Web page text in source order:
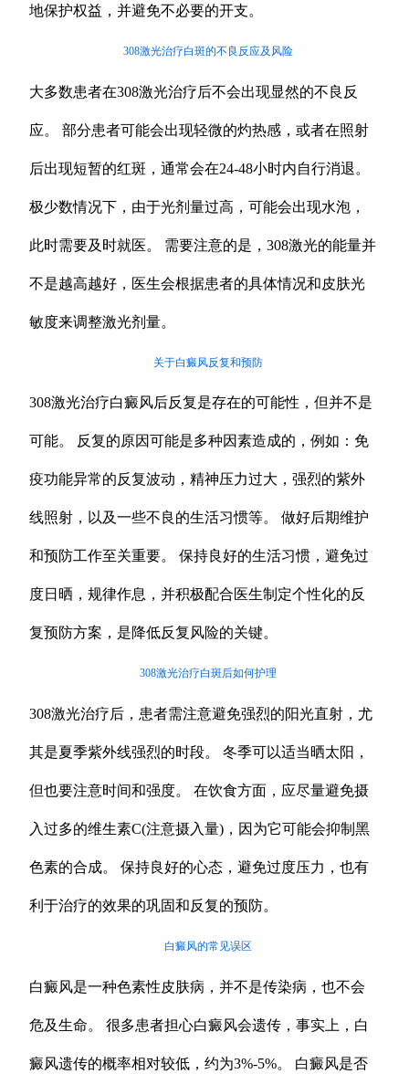
地保护权益，并避免不必要的开支。
308激光治疗白斑的不良反应及风险
大多数患者在308激光治疗后不会出现显然的不良反
应。 部分患者可能会出现轻微的灼热感，或者在照射
后出现短暂的红斑，通常会在24-48小时内自行消退。
极少数情况下，由于光剂量过高，可能会出现水泡，
此时需要及时就医。 需要注意的是，308激光的能量并
不是越高越好，医生会根据患者的具体情况和皮肤光
敏度来调整激光剂量。
关于白癜风反复和预防
308激光治疗白癜风后反复是存在的可能性，但并不是
可能。 反复的原因可能是多种因素造成的，例如：免
疫功能异常的反复波动，精神压力过大，强烈的紫外
线照射，以及一些不良的生活习惯等。 做好后期维护
和预防工作至关重要。 保持良好的生活习惯，避免过
度日晒，规律作息，并积极配合医生制定个性化的反
复预防方案，是降低反复风险的关键。
308激光治疗白斑后如何护理
308激光治疗后，患者需注意避免强烈的阳光直射，尤
其是夏季紫外线强烈的时段。 冬季可以适当晒太阳，
但也要注意时间和强度。 在饮食方面，应尽量避免摄
入过多的维生素C(注意摄入量)，因为它可能会抑制黑
色素的合成。 保持良好的心态，避免过度压力，也有
利于治疗的效果的巩固和反复的预防。
白癜风的常见误区
白癜风是一种色素性皮肤病，并不是传染病，也不会
危及生命。 很多患者担心白癜风会遗传，事实上，白
癜风遗传的概率相对较低，约为3%-5%。 白癜风是否